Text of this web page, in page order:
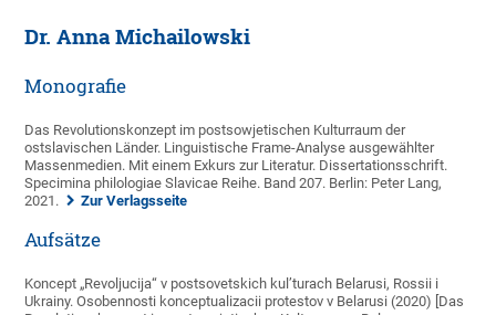
Dr. Anna Michailowski
Monografie
Das Revolutionskonzept im postsowjetischen Kulturraum der
ostslavischen Länder. Linguistische Frame-Analyse ausgewählter
Massenmedien. Mit einem Exkurs zur Literatur. Dissertationsschrift.
Specimina philologiae Slavicae Reihe. Band 207. Berlin: Peter Lang,
2021.
Zur Verlagsseite
Aufsätze
Koncept „Revoljucija“ v postsovetskich kul’turach Belarusi, Rossii i
Ukrainy. Osobennosti konceptualizacii protestov v Belarusi (2020) [Das